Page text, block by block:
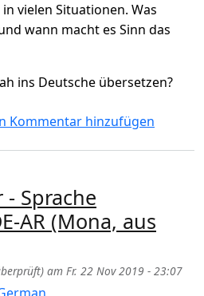
in vielen Situationen. Was
wann macht es Sinn das
ins Deutsche übersetzen?
bedeutet "Maschallah", wann
Kommentar hinzufügen
Sprache
AR (Mona, aus
am Fr. 22 Nov 2019 - 23:07